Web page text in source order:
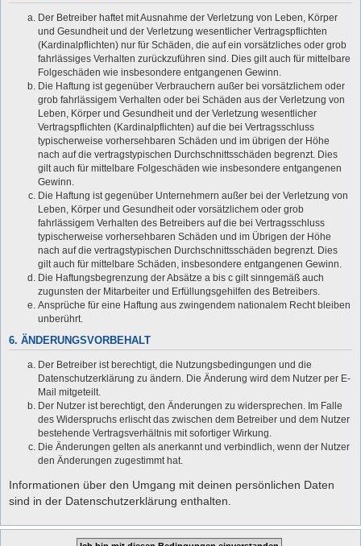
Der Betreiber haftet mit Ausnahme der Verletzung von Leben, Körper
und Gesundheit und der Verletzung wesentlicher Vertragspflichten
(Kardinalpflichten) nur für Schäden, die auf ein vorsätzliches oder grob
fahrlässiges Verhalten zurückzuführen sind. Dies gilt auch für mittelbare
Folgeschäden wie insbesondere entgangenen Gewinn.
Die Haftung ist gegenüber Verbrauchern außer bei vorsätzlichem oder
grob fahrlässigem Verhalten oder bei Schäden aus der Verletzung von
Leben, Körper und Gesundheit und der Verletzung wesentlicher
Vertragspflichten (Kardinalpflichten) auf die bei Vertragsschluss
typischerweise vorhersehbaren Schäden und im übrigen der Höhe
nach auf die vertragstypischen Durchschnittsschäden begrenzt. Dies
gilt auch für mittelbare Folgeschäden wie insbesondere entgangenen
Gewinn.
Die Haftung ist gegenüber Unternehmern außer bei der Verletzung von
Leben, Körper und Gesundheit oder vorsätzlichem oder grob
fahrlässigem Verhalten des Betreibers auf die bei Vertragsschluss
typischerweise vorhersehbaren Schäden und im Übrigen der Höhe
nach auf die vertragstypischen Durchschnittsschäden begrenzt. Dies
gilt auch für mittelbare Schäden, insbesondere entgangenen Gewinn.
Die Haftungsbegrenzung der Absätze a bis c gilt sinngemäß auch
zugunsten der Mitarbeiter und Erfüllungsgehilfen des Betreibers.
Ansprüche für eine Haftung aus zwingendem nationalem Recht bleiben
unberührt.
6. ÄNDERUNGSVORBEHALT
Der Betreiber ist berechtigt, die Nutzungsbedingungen und die
Datenschutzerklärung zu ändern. Die Änderung wird dem Nutzer per E-
Mail mitgeteilt.
Der Nutzer ist berechtigt, den Änderungen zu widersprechen. Im Falle
des Widerspruchs erlischt das zwischen dem Betreiber und dem Nutzer
bestehende Vertragsverhältnis mit sofortiger Wirkung.
Die Änderungen gelten als anerkannt und verbindlich, wenn der Nutzer
den Änderungen zugestimmt hat.
Informationen über den Umgang mit deinen persönlichen Daten
sind in der Datenschutzerklärung enthalten.